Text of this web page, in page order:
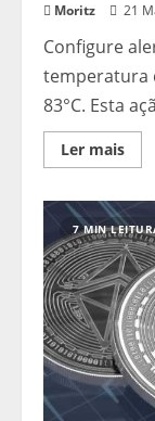
Moritz 21
Configure
temperatura
83°C. Esta
Ler maisRead
more
e
o
do
Seu
Ríg
7 MIN